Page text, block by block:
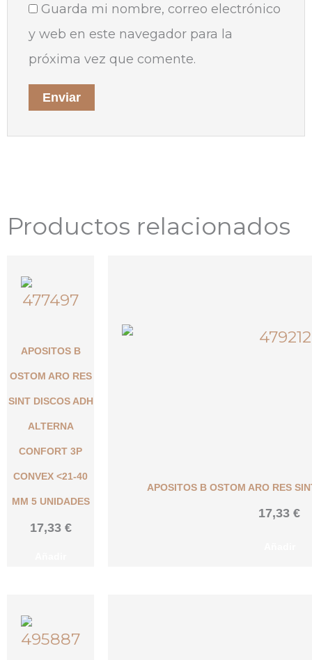
Guarda mi nombre, correo electrónico
y web en este navegador para la
próxima vez que comente.
Productos relacionados
APOSITOS B
OSTOM ARO RES
SINT DISCOS ADH
ALTERNA
CONFORT 3P
CONVEX <21-40
MM 5 UNIDADES
17,33 €
APOSITOS B OSTOM ARO RES
17,33 €